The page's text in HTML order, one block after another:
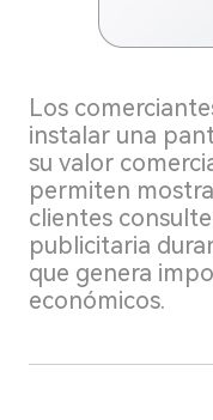
Los
instalar una
su valor
permiten
clientes
publicitaria
que genera
económicos.